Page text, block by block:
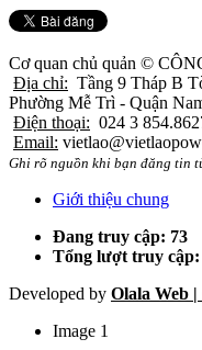
Cơ quan chủ quản ©
Địa chỉ: Tầng 9 Tháp B
Phường Mễ Trì - Quận
Điện thoại: 024 3
Email:
Ghi rõ nguồn khi bạn đăng tin
Giới thiệu chung
Đang truy cập: 73
Tổng lượt truy cập:
Developed by Olala Web
Image 1